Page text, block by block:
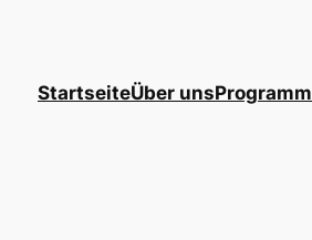
StartseiteÜber unsProgramm